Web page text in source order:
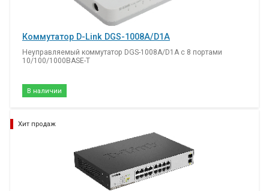
Коммутатор D-Link DGS-1008A/D1A
Неуправляемый коммутатор DGS-1008A/D1A с 8 портами
10/100/1000BASE-T
В наличии
Хит продаж